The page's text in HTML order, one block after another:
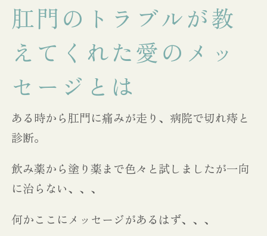
肛門のトラブルが教
えてくれた愛のメッ
セージとは
ある時から肛門に痛みが走り、病院で切れ痔と
診断。
飲み薬から塗り薬まで色々と試しましたが一向
に治らない、、、
何かここにメッセージがあるはず、、、